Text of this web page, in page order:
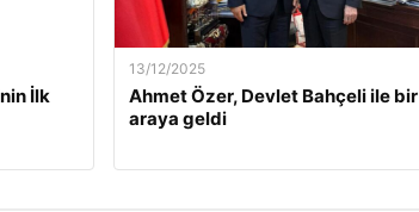
İlk
13/12/2025
Ahmet Özer, Devlet Bahçeli ile bir
araya geldi